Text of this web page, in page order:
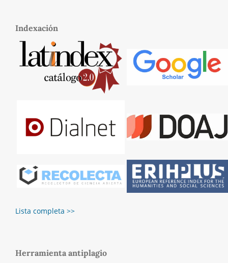
Indexación
Lista completa >>
Herramienta antiplagio